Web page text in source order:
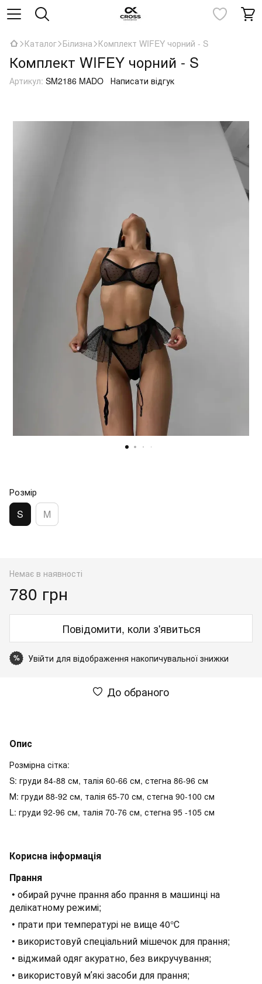
Каталог Білизна Комплект WIFEY чорний - S
Комплект WIFEY чорний - S
Артикул: SM2186 MADO Написати відгук
Розмір
S M
Немає в наявності
780 грн
Повідомити, коли з'явиться
% Увійти для відображення накопичувальної знижки
До обраного
Опис
Розмірна сітка:
S: груди 84-88 см, талія 60-66 см, стегна 86-96 см
М: груди 88-92 см, талія 65-70 см, стегна 90-100 см
L: груди 92-96 см, талія 70-76 см, стегна 95 -105 см
Корисна інформація
Прання
• обирай ручне прання або прання в машинці на
делікатному режимі;
• прати при температурі не вище 40°С
• використовуй спеціальний мішечок для прання;
• віджимай одяг акуратно, без викручування;
• використовуй мʼякі засоби для прання;